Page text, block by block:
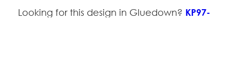
Looking for this design in Gluedown? KP97-